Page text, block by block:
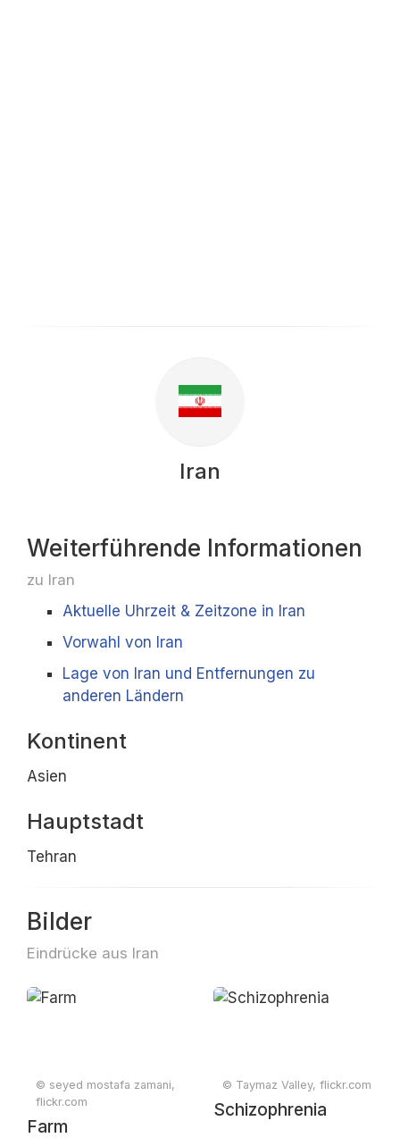
Iran
Weiterführende Informationen
zu Iran
Aktuelle Uhrzeit & Zeitzone in Iran
Vorwahl von Iran
Lage von Iran und Entfernungen zu
anderen Ländern
Kontinent
Asien
Hauptstadt
Tehran
Bilder
Eindrücke aus Iran
© seyed mostafa zamani,
flickr.com
Farm
© Taymaz Valley, flickr.com
Schizophrenia